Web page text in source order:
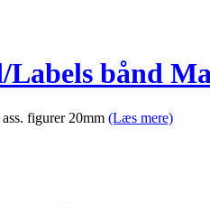
bånd
figurer 20mm (Læs mere)